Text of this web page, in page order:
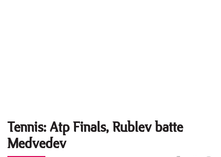
Tennis: Atp Finals, Rublev batte
Medvedev